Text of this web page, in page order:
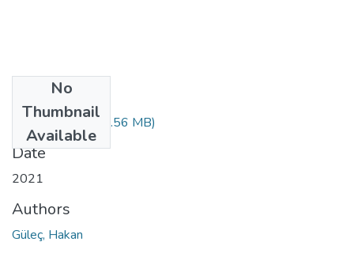
No
Thumbnail
Available
10376185.pdf(4.56 MB)
Date
2021
Authors
Güleç, Hakan